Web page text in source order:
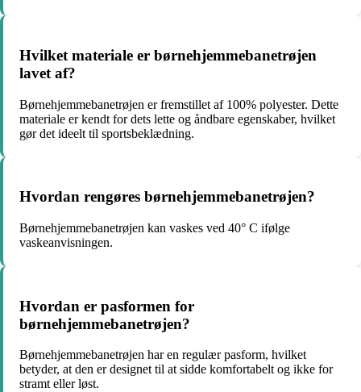
Hvilket materiale er børnehjemmebanetrøjen
lavet af?
Børnehjemmebanetrøjen er fremstillet af 100% polyester. Dette
materiale er kendt for dets lette og åndbare egenskaber, hvilket
gør det ideelt til sportsbeklædning.
Hvordan rengøres børnehjemmebanetrøjen?
Børnehjemmebanetrøjen kan vaskes ved 40° C ifølge
vaskeanvisningen.
Hvordan er pasformen for
børnehjemmebanetrøjen?
Børnehjemmebanetrøjen har en regulær pasform, hvilket
betyder, at den er designet til at sidde komfortabelt og ikke for
stramt eller løst.